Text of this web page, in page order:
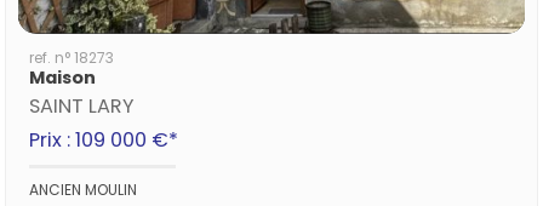
ref. n° 18273
Maison
SAINT LARY
Prix : 109 000 €*
ANCIEN MOULIN